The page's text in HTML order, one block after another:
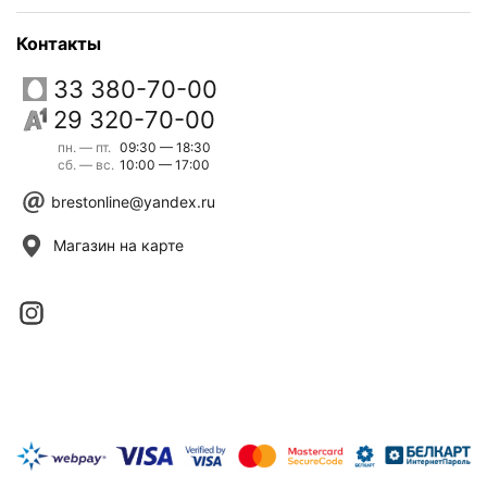
Контакты
33 380-70-00
29 320-70-00
пн. — пт.
сб. — вс.
09:30 — 18:30
10:00 — 17:00
brestonline@yandex.ru
Магазин на карте